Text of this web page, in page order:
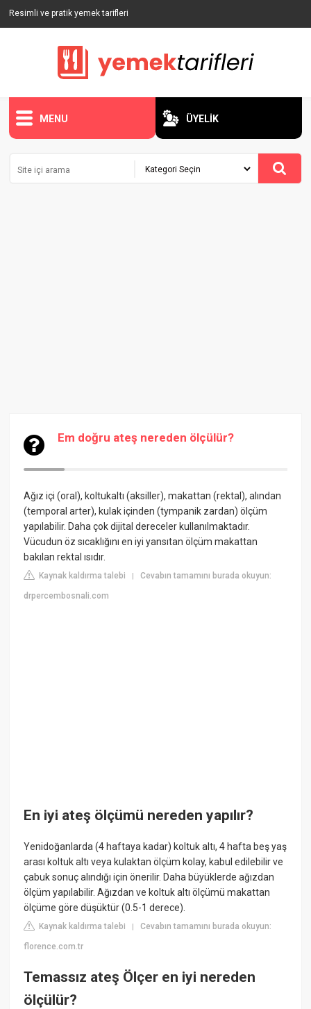
Resimli ve pratik yemek tarifleri
MENU ÜYELİK
Em doğru ateş nereden ölçülür?
Ağız içi (oral), koltukaltı (aksiller), makattan (rektal), alından
(temporal arter), kulak içinden (tympanik zardan) ölçüm
yapılabilir. Daha çok dijital dereceler kullanılmaktadır.
Vücudun öz sıcaklığını en iyi yansıtan ölçüm makattan
bakılan rektal ısıdır.
Kaynak kaldırma talebi |Cevabın tamamını burada okuyun:
drpercembosnali.com
En iyi ateş ölçümü nereden yapılır?
Yenidoğanlarda (4 haftaya kadar) koltuk altı, 4 hafta beş yaş
arası koltuk altı veya kulaktan ölçüm kolay, kabul edilebilir ve
çabuk sonuç alındığı için önerilir. Daha büyüklerde ağızdan
ölçüm yapılabilir. Ağızdan ve koltuk altı ölçümü makattan
ölçüme göre düşüktür (0.5-1 derece).
Kaynak kaldırma talebi |Cevabın tamamını burada okuyun:
florence.com.tr
Temassız ateş Ölçer en iyi nereden
ölçülür?